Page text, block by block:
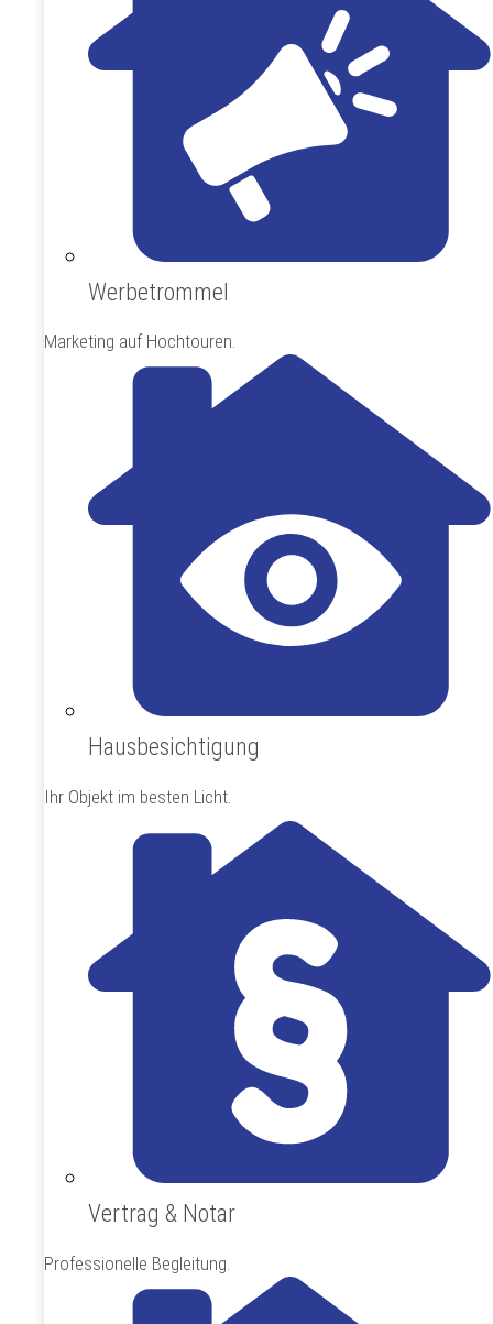
Werbetrommel
Marketing auf Hochtouren.
Hausbesichtigung
Ihr Objekt im besten Licht.
Vertrag & Notar
Professionelle Begleitung.